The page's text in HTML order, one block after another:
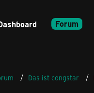
Forum
Das ist congstar